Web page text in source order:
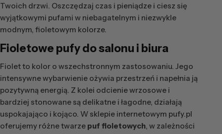
Twoich drzwi. Oszczędzaj czas i pieniądze i ciesz się
wyjątkowymi pufami w niebagatelnym i niezwykle
modnym, fioletowym kolorze.
Fioletowe pufydo salonu i biura
Fiolet to kolor o wszechstronnym zastosowaniu. Jego
intensywne wybarwienie ożywia przestrzeń i napełnia ją
pozytywną energią. Z kolei odcienie wrzosowe i
bardziej stonowane są delikatne i łagodne, działają
uspokajająco i kojąco. W sklepie internetowym pufy.pl
oferujemy różne twarze puf fioletowych, w zależności